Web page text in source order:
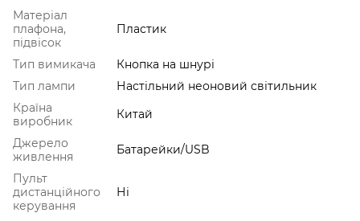
Матеріал
плафона,
підвісок
Пластик
Тип вимикача
Кнопка на шнурі
Тип лампи
Настільний неоновий світильник
Країна
виробник
Китай
Джерело
живлення
Батарейки/USB
Пульт
дистанційного
керування
Ні